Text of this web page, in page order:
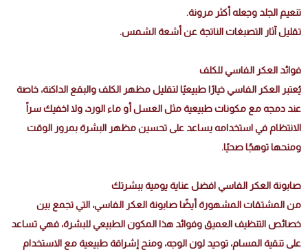
تنعيم الجلد وجعله أكثر مرونة.
تقليل آثار التصبغات الناتجة عن أشعة الشمس.
فوائد العكر الفاسي للكلف
يُعتبر العكر الفاسي خيارًا طبيعيًا لتقليل مظهر الكلف والبقع الداكنة، خاصة
عند دمجه مع مكونات طبيعية مثل العسل أو ماء الورد، ولا اخفيك سراً
الانتظام في استخدامه يساعد على تحسين مظهر البشرة بمرور الوقت
ومنحها توهجًا صحيًا.
صابونة العكر الفاسي افضل عناية يومية ببشرتك
من المشتقات المشهورة أيضًا صابونة العكر الفاسي، التي تجمع بين
خصائص التنظيف العميق وفوائد هذا المكون الطبيعي للبشرة، فهي تساعد
على تنقية المسام، توحيد لون الوجه، ومنح إشراقة طبيعية مع الاستخدام